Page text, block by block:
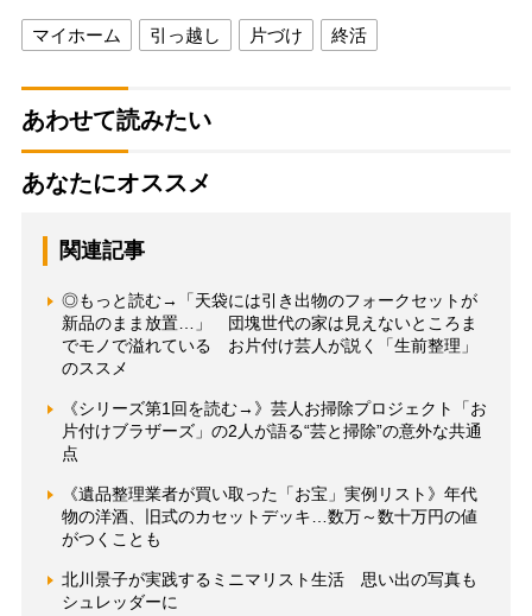
マイホーム 引っ越し 片づけ 終活
あわせて読みたい
あなたにオススメ
関連記事
◎もっと読む→「天袋には引き出物のフォークセットが
新品のまま放置…」 団塊世代の家は見えないところま
でモノで溢れている お片付け芸人が説く「生前整理」
のススメ
《シリーズ第1回を読む→》芸人お掃除プロジェクト「お
片付けブラザーズ」の2人が語る“芸と掃除”の意外な共通
点
《遺品整理業者が買い取った「お宝」実例リスト》年代
物の洋酒、旧式のカセットデッキ…数万～数十万円の値
がつくことも
北川景子が実践するミニマリスト生活 思い出の写真も
シュレッダーに